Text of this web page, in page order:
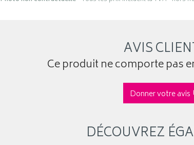
AVIS
Ce produit ne comporte pas
Donner votre avis
DÉCOUVREZ